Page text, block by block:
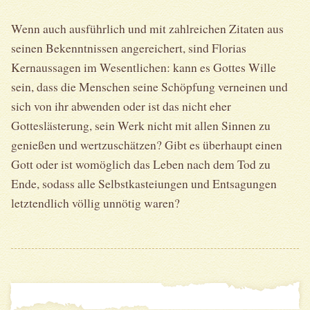
Wenn auch ausführlich und mit zahlreichen Zitaten aus
seinen Bekenntnissen angereichert, sind Florias
Kernaussagen im Wesentlichen: kann es Gottes Wille
sein, dass die Menschen seine Schöpfung verneinen und
sich von ihr abwenden oder ist das nicht eher
Gotteslästerung, sein Werk nicht mit allen Sinnen zu
genießen und wertzuschätzen? Gibt es überhaupt einen
Gott oder ist womöglich das Leben nach dem Tod zu
Ende, sodass alle Selbstkasteiungen und Entsagungen
letztendlich völlig unnötig waren?